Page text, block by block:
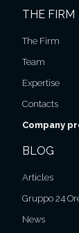
THE FIRM
The Firm
Team
Expertise
Contacts
Company
BLOG
Articles
Gruppo 24
News